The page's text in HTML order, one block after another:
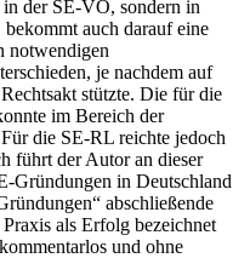
der SE-VO, sondern in
auch darauf eine
notwendigen
je nachdem auf
stützte. Die für die
im Bereich der
die SE-RL reichte jedoch
führt der Autor an dieser
Gründungen in Deutschland
abschließende
als Erfolg bezeichnet
und ohne